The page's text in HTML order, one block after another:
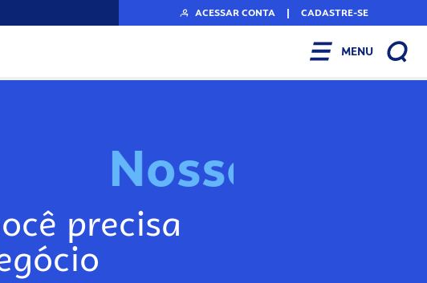
ACESSAR CONTA | CADASTRE-SE
MENU
Nosso
precisa